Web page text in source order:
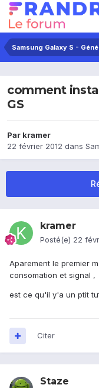
Samsung Galaxy S -
comment
GS
Par kramer
22 février 2012 dans
kramer
Posté(e) 22
Aparement le premier
consomation et signal ,
est ce qu'il y'a un ptit
Citer
Staze